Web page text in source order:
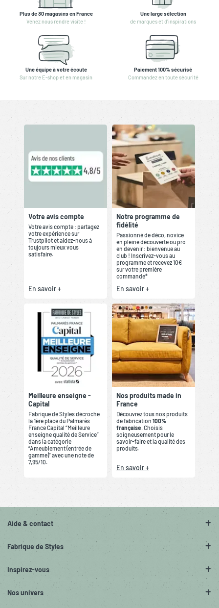
Plus de 30 magasins en France
Venez nous rendre visite !
Une large sélection
de marques et d'inspirations
Une équipe à votre écoute
Sur notre E-shop et en magasin
Paiement 100% sécurisé
Commandez en toute sécurité
Votre avis compte
Votre avis compte : partagez
votre expérience sur
Trustpilot et aidez-nous à
toujours mieux vous
satisfaire.
En savoir +
Notre programme de
fidélité
Passionné de déco, novice
en pleine découverte ou pro
en devenir : bienvenue au
club ! Inscrivez-vous au
programme et recevez 10€
sur votre première
commande*
En savoir +
Meilleure enseigne -
Capital
Fabrique de Styles décroche
la 1ère place du Palmarès
France Capital “Meilleure
enseigne qualité de Service”
dans la catégorie
“Ameublement (entrée de
gamme)” avec une note de
7,95/10.
Nos produits made in
France
Découvrez tous nos produits
de fabrication 100%
française . Choisis
soigneusement pour le
savoir-faire et la qualité des
produits.
En savoir +
Aide & contact
Fabrique de Styles
Inspirez-vous
Nos univers